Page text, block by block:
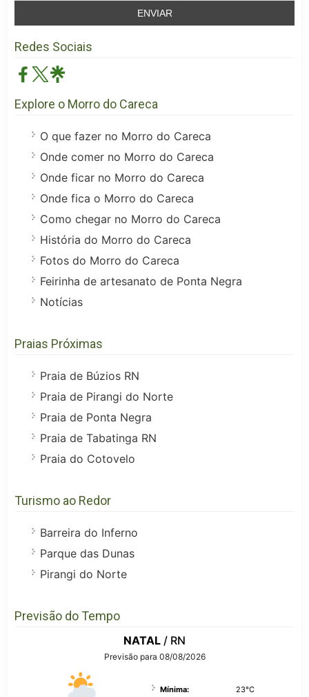
Redes Sociais
Explore o Morro do Careca
O que fazer no Morro do Careca
Onde comer no Morro do Careca
Onde ficar no Morro do Careca
Onde fica o Morro do Careca
Como chegar no Morro do Careca
História do Morro do Careca
Fotos do Morro do Careca
Feirinha de artesanato de Ponta Negra
Notícias
Praias Próximas
Praia de Búzios RN
Praia de Pirangi do Norte
Praia de Ponta Negra
Praia de Tabatinga RN
Praia do Cotovelo
Turismo ao Redor
Barreira do Inferno
Parque das Dunas
Pirangi do Norte
Previsão do Tempo
NATAL / RN
Previsão para 08/08/2026
Mínima: 23°C